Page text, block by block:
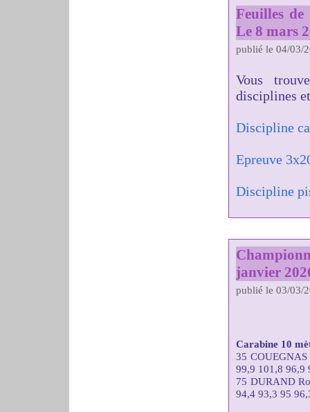
Feuilles
Le 8 mars
publié le 04/03/
Vous
disciplines
Discipline
Epreuve
Discipline
janvier
publié le 03/03/
Carabine 10
35
99,9 101,8 96,9
75 DURAND
94,4 93,3 95